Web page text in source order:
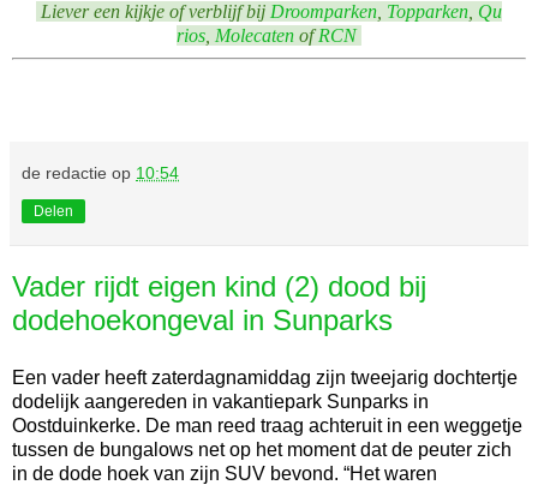
Liever een kijkje of verblijf bij Droomparken Topparken Qu
rios Molecaten ofRCN
de redactie op 10:54
Delen
Vader rijdt eigen kind (2) dood bij
dodehoekongeval in Sunparks
Een vader heeft zaterdagnamiddag zijn tweejarig dochtertje
dodelijk aangereden in vakantiepark Sunparks in
Oostduinkerke. De man reed traag achteruit in een weggetje
tussen de bungalows net op het moment dat de peuter zich
in de dode hoek van zijn SUV bevond. “Het waren